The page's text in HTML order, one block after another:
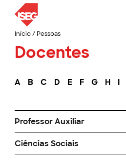
Início/ Pessoas
Docentes
A B C D E F G H I
Professor Auxiliar
Ciências Sociais